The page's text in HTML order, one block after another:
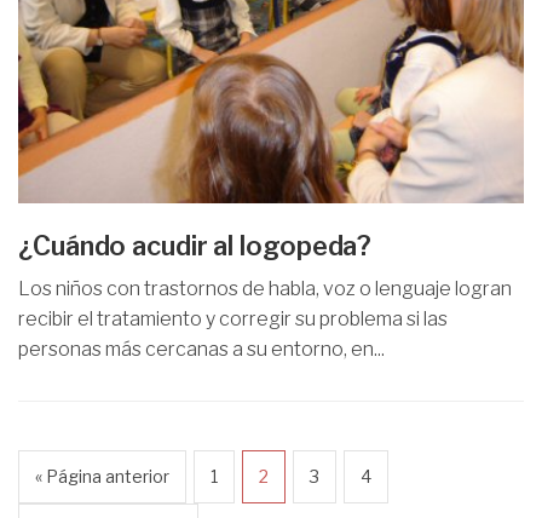
¿Cuándo acudir al logopeda?
Los niños con trastornos de habla, voz o lenguaje logran
recibir el tratamiento y corregir su problema si las
personas más cercanas a su entorno, en...
« Página anterior 1 2 3 4